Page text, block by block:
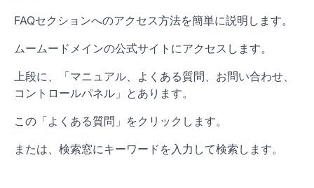
FAQセクションへのアクセス方法を簡単に説明します。
ムームードメインの公式サイトにアクセスします。
上段に、「マニュアル、よくある質問、お問い合わせ、
コントロールパネル」とあります。
この「よくある質問」をクリックします。
または、検索窓にキーワードを入力して検索します。